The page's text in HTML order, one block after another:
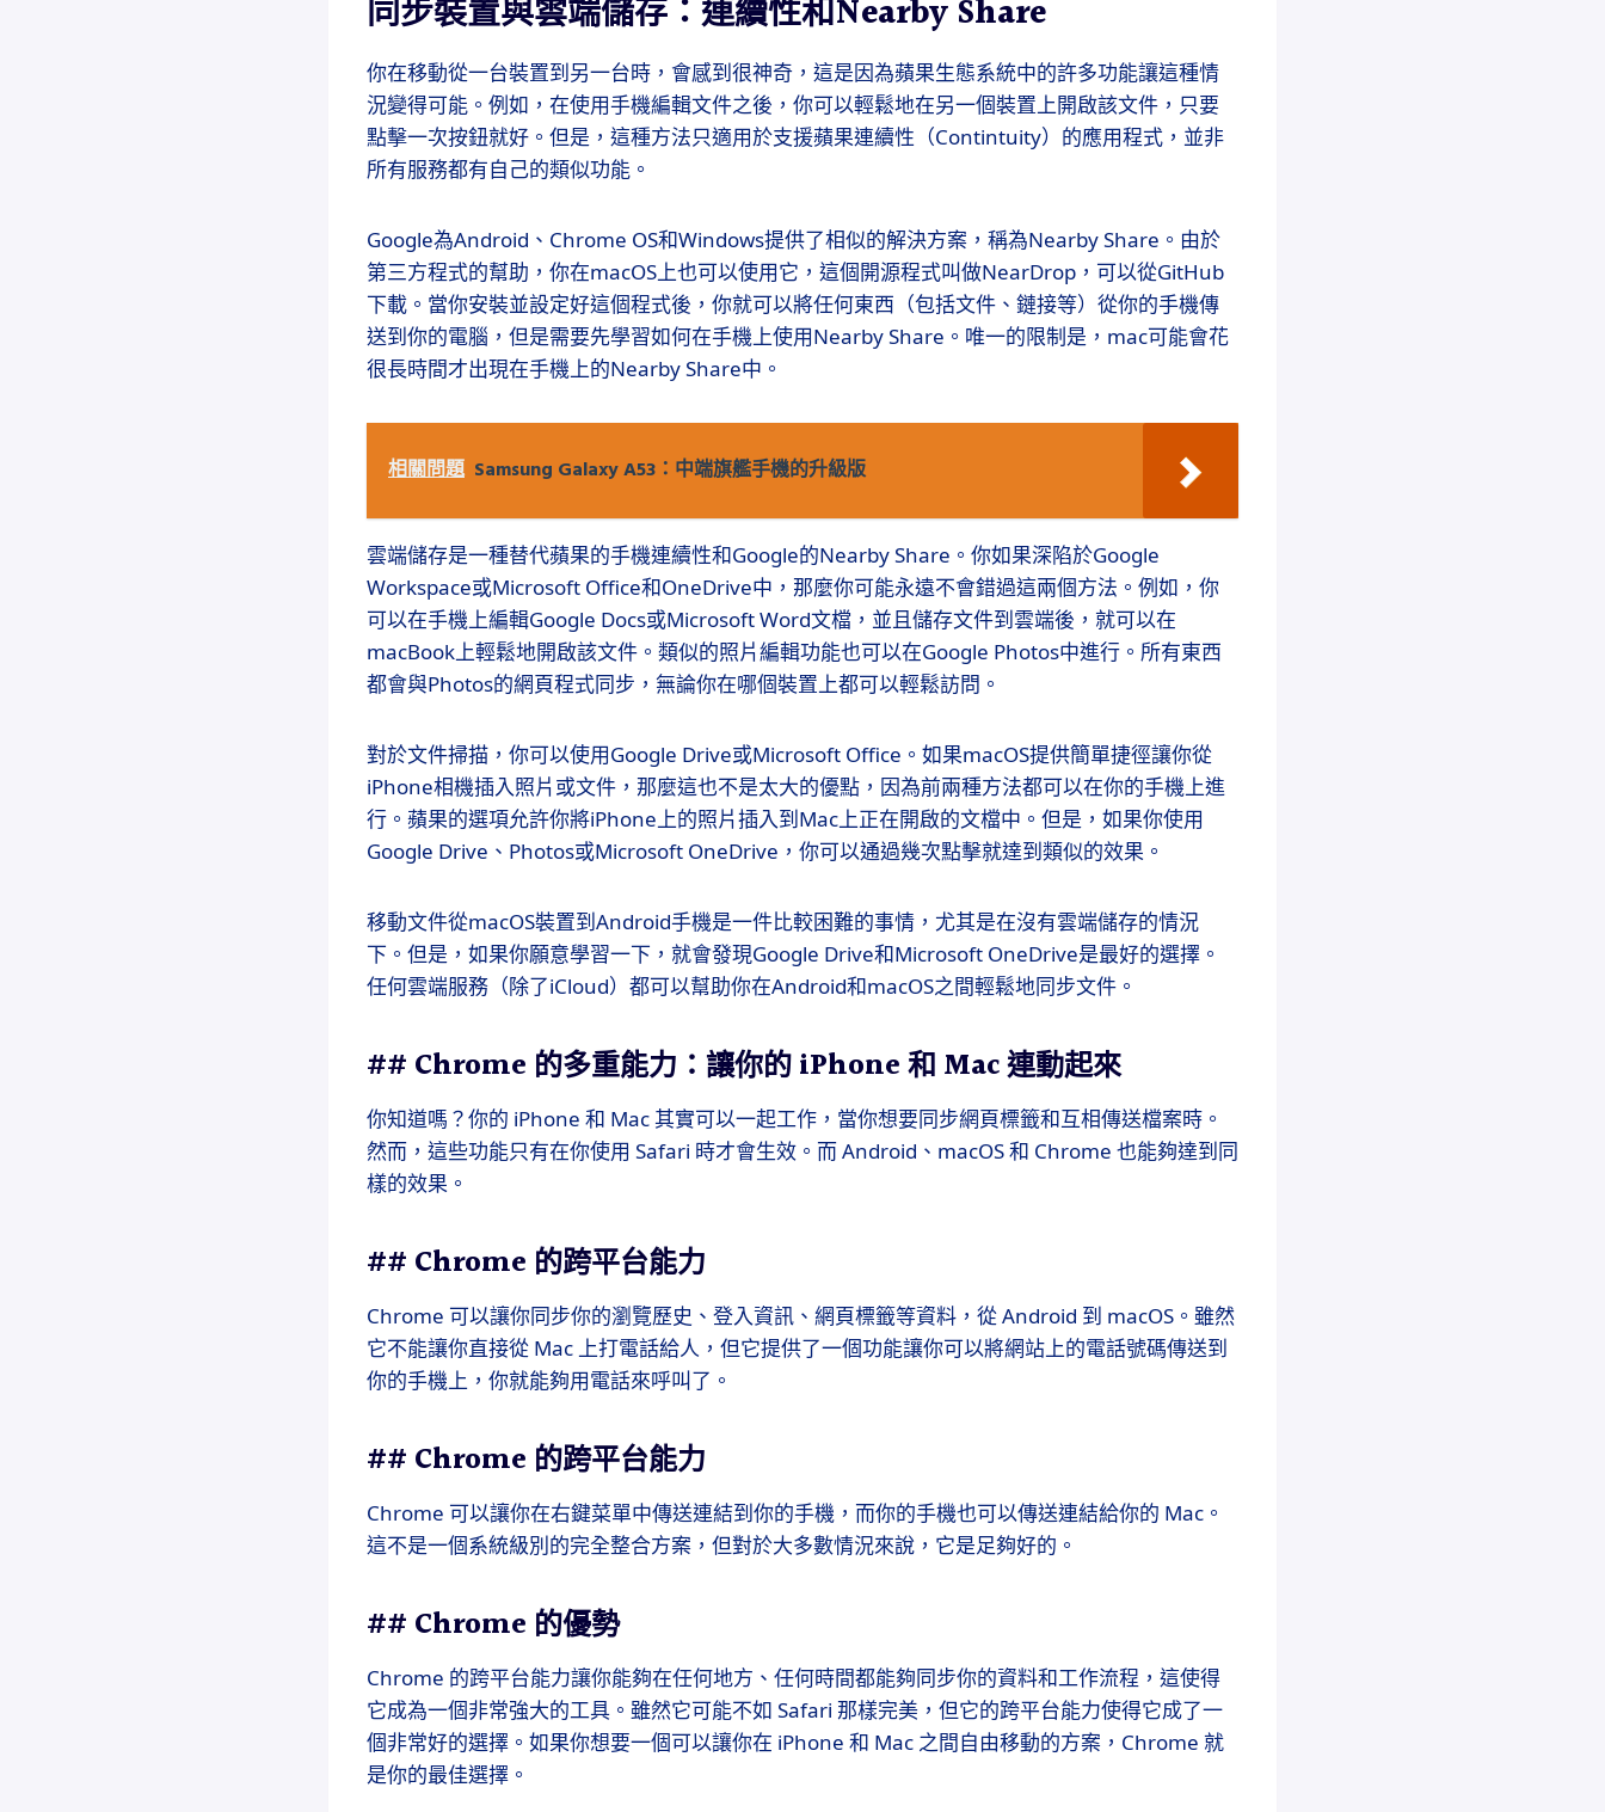
同步裝置與雲端儲存：連續性和Nearby Share
你在移動從一台裝置到另一台時，會感到很神奇，這是因為蘋果生態系統中的許多功能讓這種情
況變得可能。例如，在使用手機編輯文件之後，你可以輕鬆地在另一個裝置上開啟該文件，只要
點擊一次按鈕就好。但是，這種方法只適用於支援蘋果連續性（Contintuity）的應用程式，並非
所有服務都有自己的類似功能。
Google為Android、Chrome OS和Windows提供了相似的解決方案，稱為Nearby Share。由於
第三方程式的幫助，你在macOS上也可以使用它，這個開源程式叫做NearDrop，可以從GitHub
下載。當你安裝並設定好這個程式後，你就可以將任何東西（包括文件、鏈接等）從你的手機傳
送到你的電腦，但是需要先學習如何在手機上使用Nearby Share。唯一的限制是，mac可能會花
很長時間才出現在手機上的Nearby Share中。
相關問題 Samsung Galaxy A53：中端旗艦手機的升級版
雲端儲存是一種替代蘋果的手機連續性和Google的Nearby Share。你如果深陷於Google
Workspace或Microsoft Office和OneDrive中，那麼你可能永遠不會錯過這兩個方法。例如，你
可以在手機上編輯Google Docs或Microsoft Word文檔，並且儲存文件到雲端後，就可以在
macBook上輕鬆地開啟該文件。類似的照片編輯功能也可以在Google Photos中進行。所有東西
都會與Photos的網頁程式同步，無論你在哪個裝置上都可以輕鬆訪問。
對於文件掃描，你可以使用Google Drive或Microsoft Office。如果macOS提供簡單捷徑讓你從
iPhone相機插入照片或文件，那麼這也不是太大的優點，因為前兩種方法都可以在你的手機上進
行。蘋果的選項允許你將iPhone上的照片插入到Mac上正在開啟的文檔中。但是，如果你使用
Google Drive、Photos或Microsoft OneDrive，你可以通過幾次點擊就達到類似的效果。
移動文件從macOS裝置到Android手機是一件比較困難的事情，尤其是在沒有雲端儲存的情況
下。但是，如果你願意學習一下，就會發現Google Drive和Microsoft OneDrive是最好的選擇。
任何雲端服務（除了iCloud）都可以幫助你在Android和macOS之間輕鬆地同步文件。
## Chrome 的多重能力：讓你的 iPhone 和 Mac 連動起來
你知道嗎？你的 iPhone 和 Mac 其實可以一起工作，當你想要同步網頁標籤和互相傳送檔案時。
然而，這些功能只有在你使用 Safari 時才會生效。而 Android、macOS 和 Chrome 也能夠達到同
樣的效果。
## Chrome 的跨平台能力
Chrome 可以讓你同步你的瀏覽歷史、登入資訊、網頁標籤等資料，從 Android 到 macOS。雖然
它不能讓你直接從 Mac 上打電話給人，但它提供了一個功能讓你可以將網站上的電話號碼傳送到
你的手機上，你就能夠用電話來呼叫了。
## Chrome 的跨平台能力
Chrome 可以讓你在右鍵菜單中傳送連結到你的手機，而你的手機也可以傳送連結給你的 Mac。
這不是一個系統級別的完全整合方案，但對於大多數情況來說，它是足夠好的。
## Chrome 的優勢
Chrome 的跨平台能力讓你能夠在任何地方、任何時間都能夠同步你的資料和工作流程，這使得
它成為一個非常強大的工具。雖然它可能不如 Safari 那樣完美，但它的跨平台能力使得它成了一
個非常好的選擇。如果你想要一個可以讓你在 iPhone 和 Mac 之間自由移動的方案，Chrome 就
是你的最佳選擇。